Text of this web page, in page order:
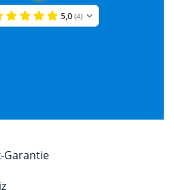
5,0 (4)
Garantie